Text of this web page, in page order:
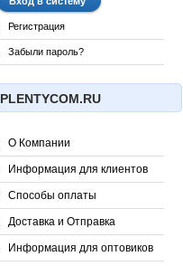
Регистрация
Забыли пароль?
PLENTYCOM.RU
О Компании
Информация для клиентов
Способы оплаты
Доставка и Отправка
Информация для оптовиков